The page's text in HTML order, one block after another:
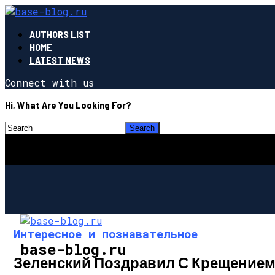
AUTHORS LIST
HOME
LATEST NEWS
Connect with us
Hi, What Are You Looking For?
base-blog.ru
Интересное и познавательное
Зеленский Поздравил С